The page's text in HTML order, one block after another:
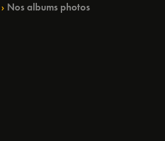
Nos albums photos